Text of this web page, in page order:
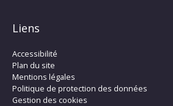
Liens
Accessibilité
Plan du site
Mentions légales
Politique de protection des données
Gestion des cookies